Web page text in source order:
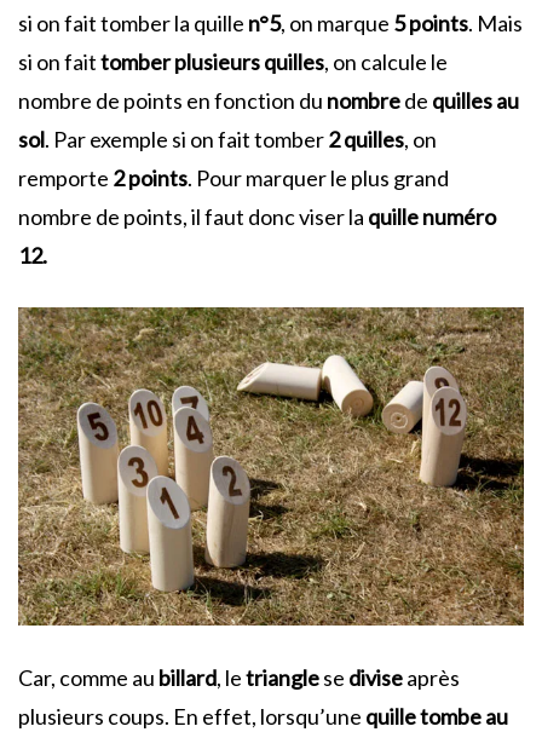
si on fait tomber la quille n°5, on marque 5 points. Mais
si on faittomberplusieurs quilles, on calcule le
nombre de points en fonction du nombrede quilles au
sol. Par exemple si on fait tomber2 quilles, on
remporte 2 points. Pour marquer le plus grand
nombre de points, il faut donc viser la quille numéro
12.
Car, comme au billard, letrianglese diviseaprès
plusieurs coups. En effet, lorsqu’une quille tombe au